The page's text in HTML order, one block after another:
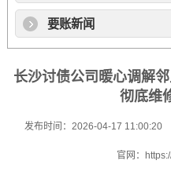
要账新闻
长沙讨债公司暖心调解
彻底维
发布时间：2026-04-17 11:00:20
官网：